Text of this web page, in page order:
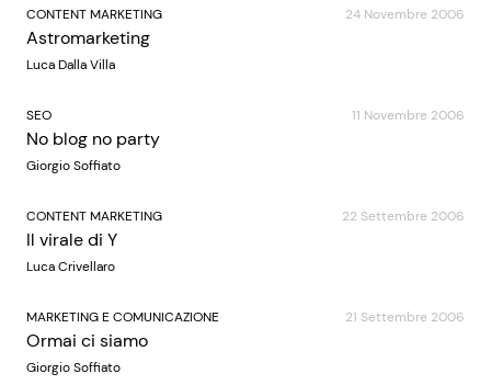
CONTENT MARKETING 24 Novembre 2006
Astromarketing
Luca Dalla Villa
SEO 11 Novembre 2006
No blog no party
Giorgio Soffiato
CONTENT MARKETING 22 Settembre 2006
Il virale di Y
Luca Crivellaro
MARKETING E COMUNICAZIONE 21 Settembre 2006
Ormai ci siamo
Giorgio Soffiato